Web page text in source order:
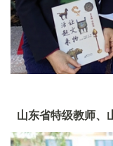
山东省特级教师、